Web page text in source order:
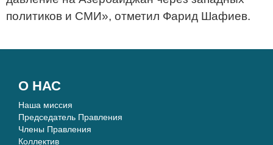
политиков и СМИ», отметил Фарид Шафиев.
О НАС
Наша миссия
Председатель Правления
Члены Правления
Коллектив